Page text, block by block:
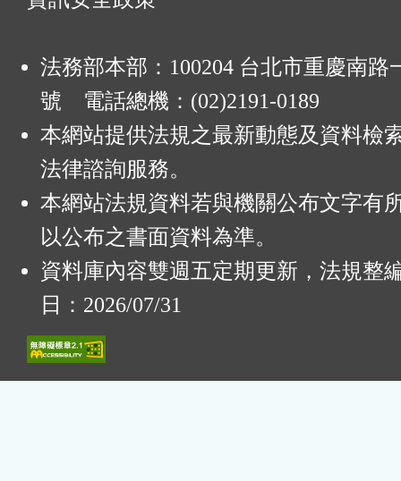
法務部本部：100204 台北市重慶南路
號 電話總機：(02)2191-0189
本網站提供法規之最新動態及資料檢
法律諮詢服務。
本網站法規資料若與機關公布文字有
以公布之書面資料為準。
資料庫內容雙週五定期更新，法規整
日：2026/07/31